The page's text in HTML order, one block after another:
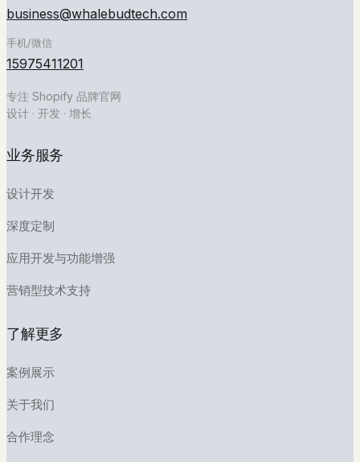
邮箱
简
单
说
说
你
的
目
求
小红书
公众号
business@whalebudtech.com
手机/微信
15975411201
专注 Shopify 品牌官网
设计 · 开发 · 增长
业务服务
设计开发
深度定制
应用开发与功能增强
营销型技术支持
了解更多
案例展示
关于我们
合作理念